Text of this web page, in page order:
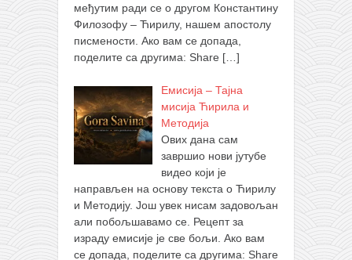
међутим ради се о другом Константину
Филозофу – Ћирилу, нашем апостолу
писмености. Ако вам се допада,
поделите са другима: Share […]
Емисија – Тајна
мисија Ћирила и
Методија
Ових дана сам
завршио нови јутубе
видео који је
направљен на основу текста о Ћирилу
и Методију. Још увек нисам задовољан
али побољшавамо се. Рецепт за
израду емисије је све бољи. Ако вам
се допада, поделите са другима: Share